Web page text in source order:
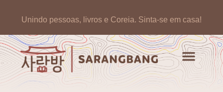
Unindo pessoas, livros e Coreia. Sinta-se em casa!